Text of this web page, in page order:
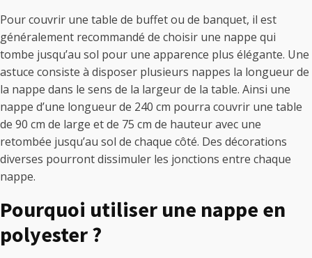
Pour couvrir une table de buffet ou de banquet, il est
généralement recommandé de choisir une nappe qui
tombe jusqu’au sol pour une apparence plus élégante. Une
astuce consiste à disposer plusieurs nappes la longueur de
la nappe dans le sens de la largeur de la table. Ainsi une
nappe d’une longueur de 240 cm pourra couvrir une table
de 90 cm de large et de 75 cm de hauteur avec une
retombée jusqu’au sol de chaque côté. Des décorations
diverses pourront dissimuler les jonctions entre chaque
nappe.
Pourquoi utiliser une nappe en
polyester ?